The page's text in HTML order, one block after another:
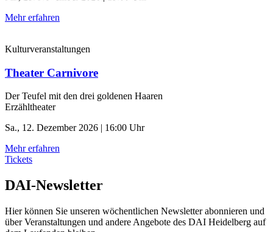
Mehr erfahren
Kulturveranstaltungen
Theater Carnivore
Der Teufel mit den drei goldenen Haaren
Erzähltheater
Sa., 12. Dezember 2026 | 16:00 Uhr
Mehr erfahren
Tickets
DAI-Newsletter
Hier können Sie unseren wöchentlichen Newsletter abonnieren und
über Veranstaltungen und andere Angebote des DAI Heidelberg auf